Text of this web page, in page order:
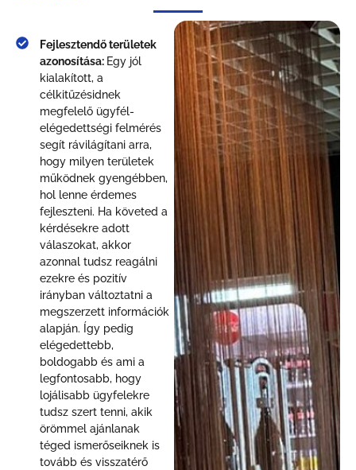
Fejlesztendő területek
azonosítása: Egy jól
kialakított, a
célkitűzésidnek
megfelelő ügyfél-
elégedettségi felmérés
segít rávilágítani arra,
hogy milyen területek
működnek gyengébben,
hol lenne érdemes
fejleszteni. Ha követed a
kérdésekre adott
válaszokat, akkor
azonnal tudsz reagálni
ezekre és pozitív
irányban változtatni a
megszerzett információk
alapján. Így pedig
elégedettebb,
boldogabb és ami a
legfontosabb, hogy
lojálisabb ügyfelekre
tudsz szert tenni, akik
örömmel ajánlanak
téged ismerőseiknek is
tovább és visszatérő